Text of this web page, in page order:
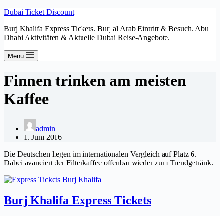
Dubai Ticket Discount
Burj Khalifa Express Tickets. Burj al Arab Eintritt & Besuch. Abu
Dhabi Aktivitäten & Aktuelle Dubai Reise-Angebote.
Menü
Finnen trinken am meisten
Kaffee
admin
1. Juni 2016
Die Deutschen liegen im internationalen Vergleich auf Platz 6.
Dabei avanciert der Filterkaffee offenbar wieder zum Trendgetränk.
Burj Khalifa Express Tickets